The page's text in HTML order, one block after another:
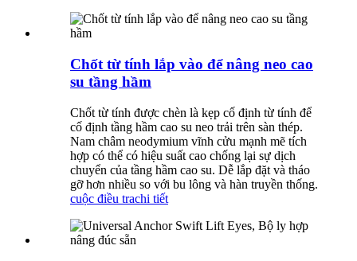
Chốt từ tính lắp vào để nâng neo cao
su tầng hầm
Chốt từ tính được chèn là kẹp cố định từ tính để
cố định tầng hầm cao su neo trải trên sàn thép.
Nam châm neodymium vĩnh cửu mạnh mẽ tích
hợp có thể có hiệu suất cao chống lại sự dịch
chuyển của tầng hầm cao su. Dễ lắp đặt và tháo
gỡ hơn nhiều so với bu lông và hàn truyền thống.
cuộc điều trachi tiết